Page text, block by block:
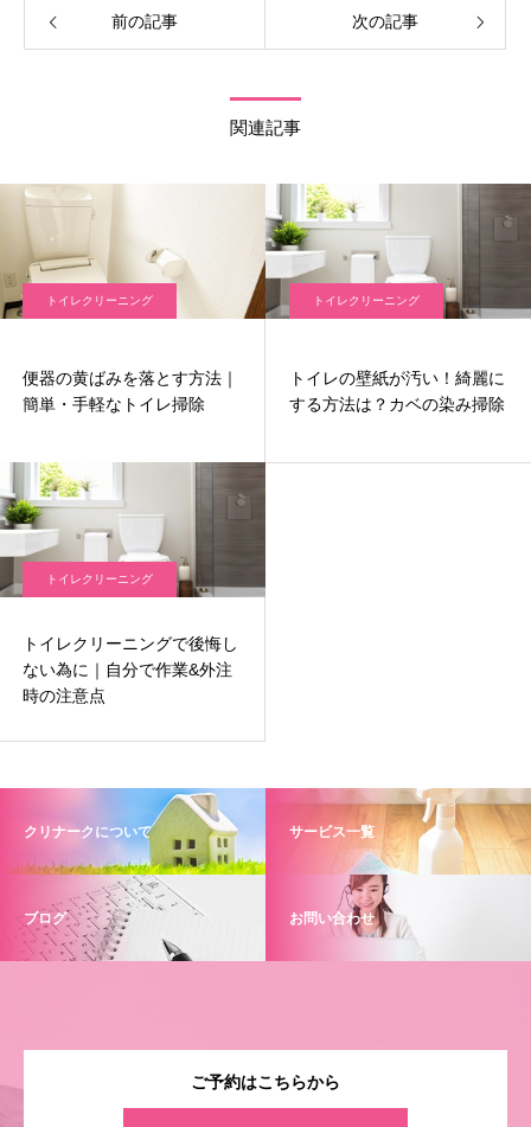
前の記事 次の記事
関連記事
トイレクリーニング
便器の黄ばみを落とす方法｜
簡単・手軽なトイレ掃除
トイレクリーニング
トイレの壁紙が汚い！綺麗に
する方法は？カベの染み掃除
トイレクリーニング
トイレクリーニングで後悔し
ない為に｜自分で作業&外注
時の注意点
クリナークについて サービス一覧
ブログ お問い合わせ
ご予約はこちらから